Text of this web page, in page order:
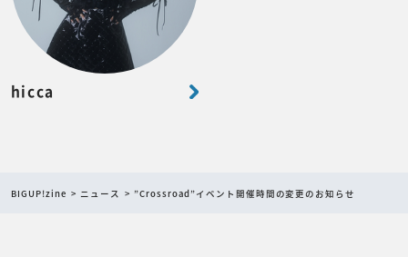
hicca
BIGUP!zine ニュース ”Crossroad”イベント開催時間の変更のお知らせ